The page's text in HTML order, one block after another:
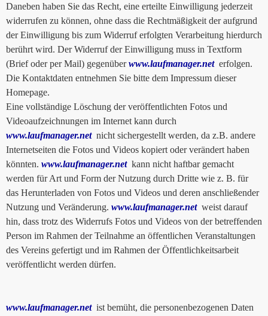
Daneben haben Sie das Recht, eine erteilte Einwilligung jederzeit
widerrufen zu können, ohne dass die Rechtmäßigkeit der aufgrund
der Einwilligung bis zum Widerruf erfolgten Verarbeitung hierdurch
berührt wird. Der Widerruf der Einwilligung muss in Textform
(Brief oder per Mail) gegenüberwww.laufmanager.neterfolgen.
Die Kontaktdaten entnehmen Sie bitte dem Impressum dieser
Homepage.
Eine vollständige Löschung der veröffentlichten Fotos und
Videoaufzeichnungen im Internet kann durch
www.laufmanager.netnicht sichergestellt werden, da z.B. andere
Internetseiten die Fotos und Videos kopiert oder verändert haben
könnten. www.laufmanager.netkann nicht haftbar gemacht
werden für Art und Form der Nutzung durch Dritte wie z. B. für
das Herunterladen von Fotos und Videos und deren anschließender
Nutzung und Veränderung. www.laufmanager.netweist darauf
hin, dass trotz des Widerrufs Fotos und Videos von der betreffenden
Person im Rahmen der Teilnahme an öffentlichen Veranstaltungen
des Vereins gefertigt und im Rahmen der Öffentlichkeitsarbeit
veröffentlicht werden dürfen.
www.laufmanager.netist bemüht, die personenbezogenen Daten